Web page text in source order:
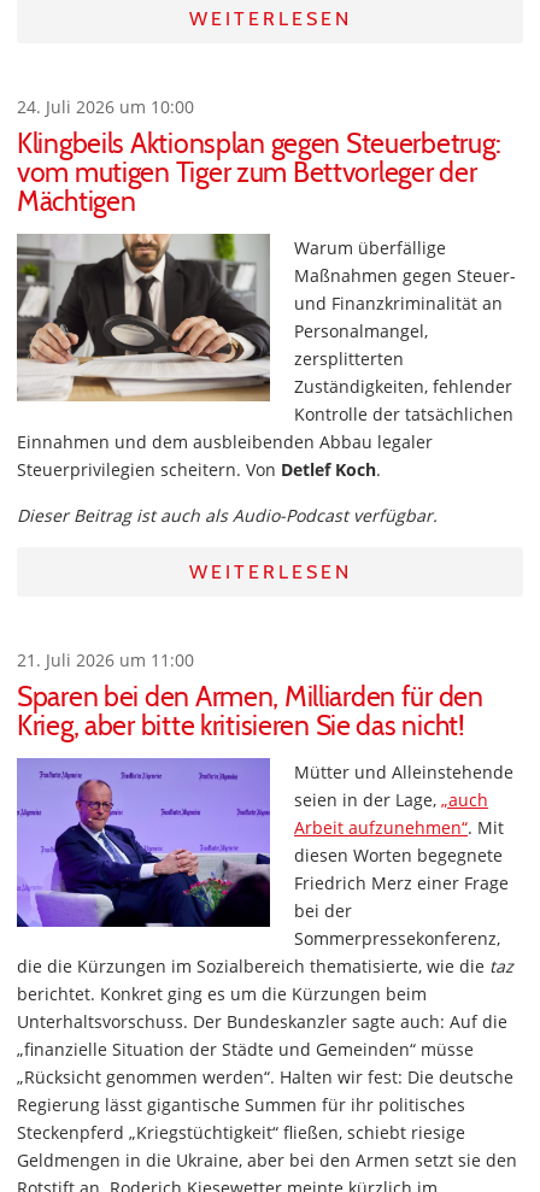
WEITERLESEN
24. Juli 2026 um 10:00
Klingbeils Aktionsplan gegen Steuerbetrug:
vom mutigen Tiger zum Bettvorleger der
Mächtigen
Warum überfällige
Maßnahmen gegen Steuer-
und Finanzkriminalität an
Personalmangel,
zersplitterten
Zuständigkeiten, fehlender
Kontrolle der tatsächlichen
Einnahmen und dem ausbleibenden Abbau legaler
Steuerprivilegien scheitern. Von Detlef Koch.
Dieser Beitrag ist auch als Audio-Podcast verfügbar.
WEITERLESEN
21. Juli 2026 um 11:00
Sparen bei den Armen, Milliarden für den
Krieg, aber bitte kritisieren Sie das nicht!
Mütter und Alleinstehende
seien in der Lage, „auch
Arbeit aufzunehmen“. Mit
diesen Worten begegnete
Friedrich Merz einer Frage
bei der
Sommerpressekonferenz,
die die Kürzungen im Sozialbereich thematisierte, wie die taz
berichtet. Konkret ging es um die Kürzungen beim
Unterhaltsvorschuss. Der Bundeskanzler sagte auch: Auf die
„finanzielle Situation der Städte und Gemeinden“ müsse
„Rücksicht genommen werden“. Halten wir fest: Die deutsche
Regierung lässt gigantische Summen für ihr politisches
Steckenpferd „Kriegstüchtigkeit“ fließen, schiebt riesige
Geldmengen in die Ukraine, aber bei den Armen setzt sie den